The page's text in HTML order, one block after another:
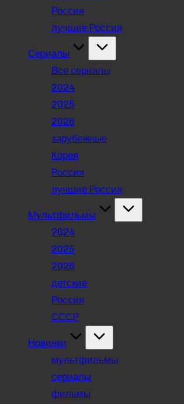
Россия
лучшие Россия
Сериалы
Все сериалы
2024
2025
2026
зарубежные
Корея
Россия
лучшие Россия
Мультфильмы
2024
2025
2026
детские
Россия
СССР
Новинки
мультфильмы
сериалы
фильмы